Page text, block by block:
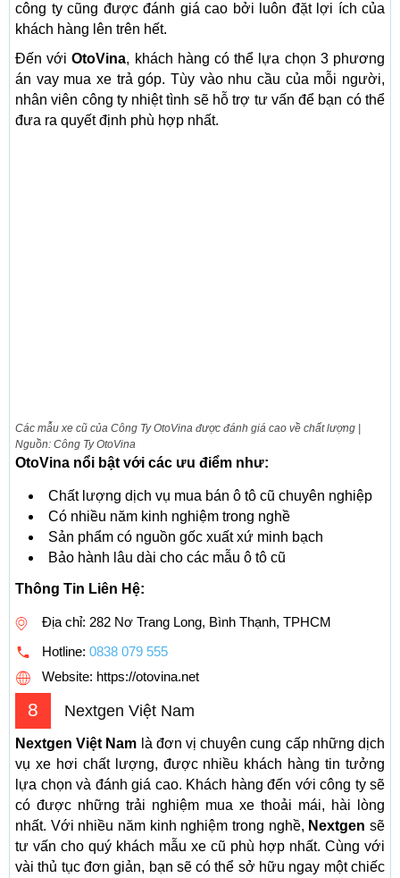
công ty cũng được đánh giá cao bởi luôn đặt lợi ích của
khách hàng lên trên hết.
Đến vớiOtoVina, khách hàng có thể lựa chọn 3 phương
án vay mua xe trả góp. Tùy vào nhu cầu của mỗi người,
nhân viên công ty nhiệt tình sẽ hỗ trợ tư vấn để bạn có thể
đưa ra quyết định phù hợp nhất.
Các mẫu xe cũ của Công Ty OtoVina được đánh giá cao về chất lượng |
Nguồn: Công Ty OtoVina
OtoVina nổi bật với các ưu điểm như:
Chất lượng dịch vụ mua bán ô tô cũ chuyên nghiệp
Có nhiều năm kinh nghiệm trong nghề
Sản phẩm có nguồn gốc xuất xứ minh bạch
Bảo hành lâu dài cho các mẫu ô tô cũ
Thông Tin Liên Hệ:
Địa chỉ: 282 Nơ Trang Long, Bình Thạnh, TPHCM
Hotline: 0838 079 555
Website: https://otovina.net
8 Nextgen Việt Nam
Nextgen Việt Nam là đơn vị chuyên cung cấp những dịch
vụ xe hơi chất lượng, được nhiều khách hàng tin tưởng
lựa chọn và đánh giá cao. Khách hàng đến với công ty sẽ
có được những trải nghiệm mua xe thoải mái, hài lòng
nhất. Với nhiều năm kinh nghiệm trong nghề, Nextgen sẽ
tư vấn cho quý khách mẫu xe cũ phù hợp nhất. Cùng với
vài thủ tục đơn giản, bạn sẽ có thể sở hữu ngay một chiếc